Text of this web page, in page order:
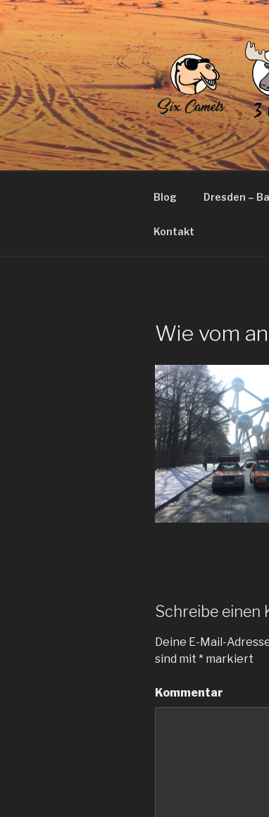
Zum
Inhalt
springen
Blog Dresden –
Kontakt
Wie vom
Schreibe einen
Deine E-Mail-
sind mit * markiert
Kommentar